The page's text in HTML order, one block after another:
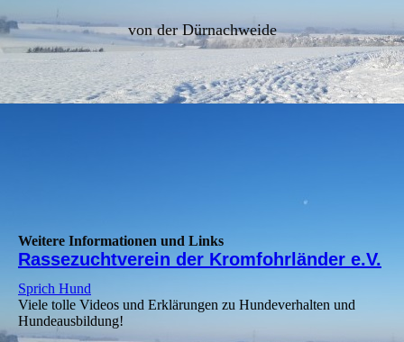
von der Dürnachweide
Weitere Informationen und Links
Rassezuchtverein der Kromfohrländer e.V.
Sprich Hund
Viele tolle Videos und Erklärungen zu Hundeverhalten und
Hundeausbildung!